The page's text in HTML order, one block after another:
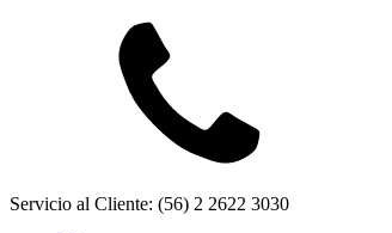
Servicio al Cliente: (56) 2 2622 3030